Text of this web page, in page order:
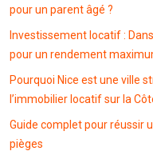
pour un parent âgé ?
Investissement locatif :
pour un rendement
Pourquoi Nice est une ville
l’immobilier locatif sur la
Guide complet pour réussir
pièges